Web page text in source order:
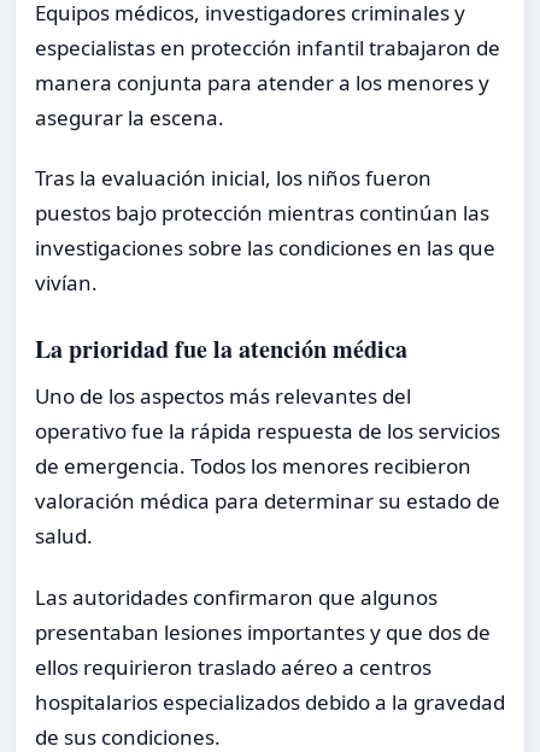
Equipos médicos, investigadores criminales y
especialistas en protección infantil trabajaron de
manera conjunta para atender a los menores y
asegurar la escena.
Tras la evaluación inicial, los niños fueron
puestos bajo protección mientras continúan las
investigaciones sobre las condiciones en las que
vivían.
La prioridad fue la atención médica
Uno de los aspectos más relevantes del
operativo fue la rápida respuesta de los servicios
de emergencia. Todos los menores recibieron
valoración médica para determinar su estado de
salud.
Las autoridades confirmaron que algunos
presentaban lesiones importantes y que dos de
ellos requirieron traslado aéreo a centros
hospitalarios especializados debido a la gravedad
de sus condiciones.